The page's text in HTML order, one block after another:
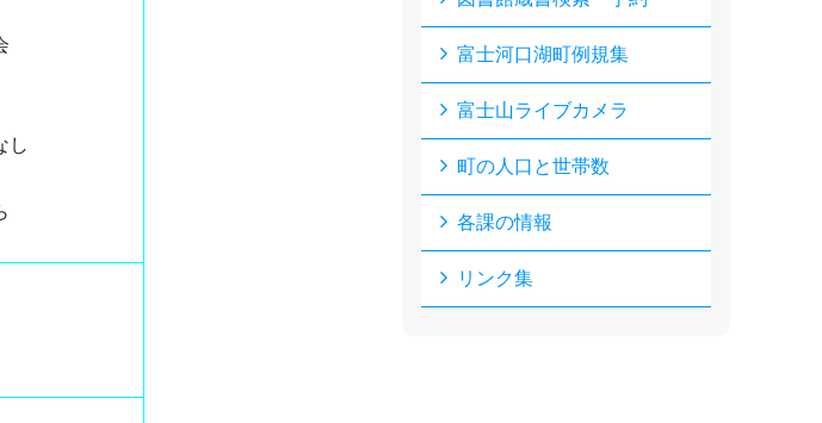
し
富士河口湖町例規集
富士山ライブカメラ
町の人口と世帯数
各課の情報
リンク集